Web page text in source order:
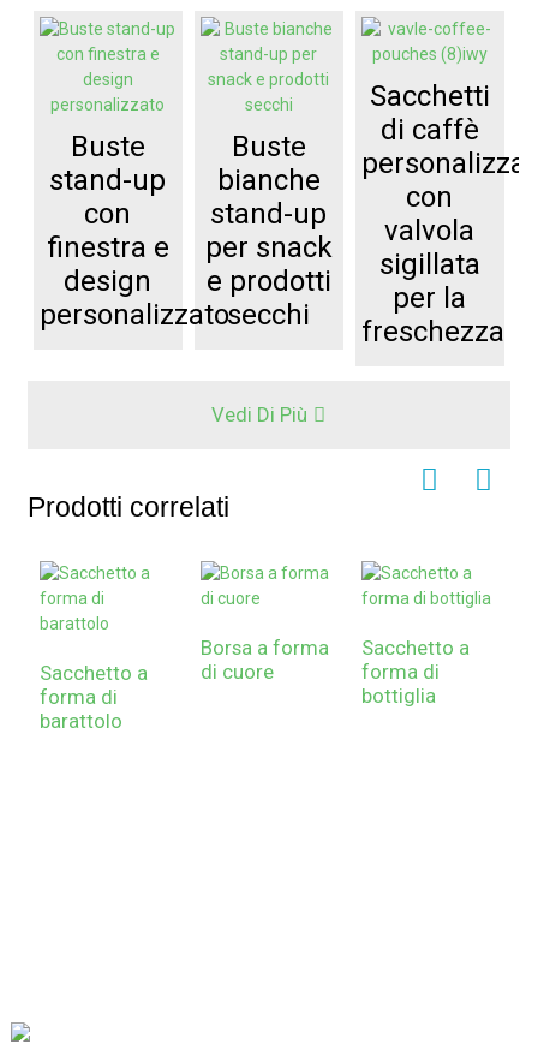
Buste
stand-up
con
finestra e
design
personalizzato
Buste
bianche
stand-up
per snack
e prodotti
secchi
Sacchetti
di caffè
con
valvola
sigillata
per la
freschezza
Vedi Di Più
Prodotti correlati
Sacchetto a
forma di
barattolo
Borsa a forma
di cuore
Sacchetto a
forma di
bottiglia